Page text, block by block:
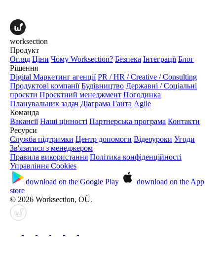
worksection
Продукт
Огляд Ціни Чому Worksection? Безпека Інтеграції Блог
Рішення
Digital Маркетинг агенції PR / HR / Creative / Consulting
Продуктові компанії Будівництво Державні / Соціальні
проєкти Проєктний менеджмент Погодинка
Планувальник задач Діаграма Ганта Agile
Команда
Вакансії Наші цінності Партнерська програма Контакти
Ресурси
Служба підтримки Центр допомоги Відеоуроки Угоди
Зв'язатися з менеджером
Правила використання Політика конфіденційності
Управління Cookies
download on the Google Play download on the App
store
© 2026 Worksection, OÜ.